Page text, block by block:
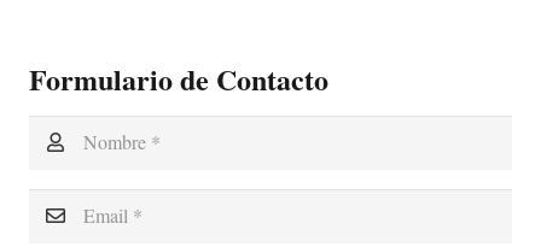
Formulario de Contacto